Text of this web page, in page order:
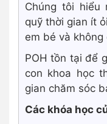
Chúng tôi hiểu
quỹ thời gian ít
em bé và
POH tồn tại để
con khoa học
gian chăm sóc
Các khóa học